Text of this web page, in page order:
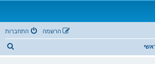
התחברות הרשמה